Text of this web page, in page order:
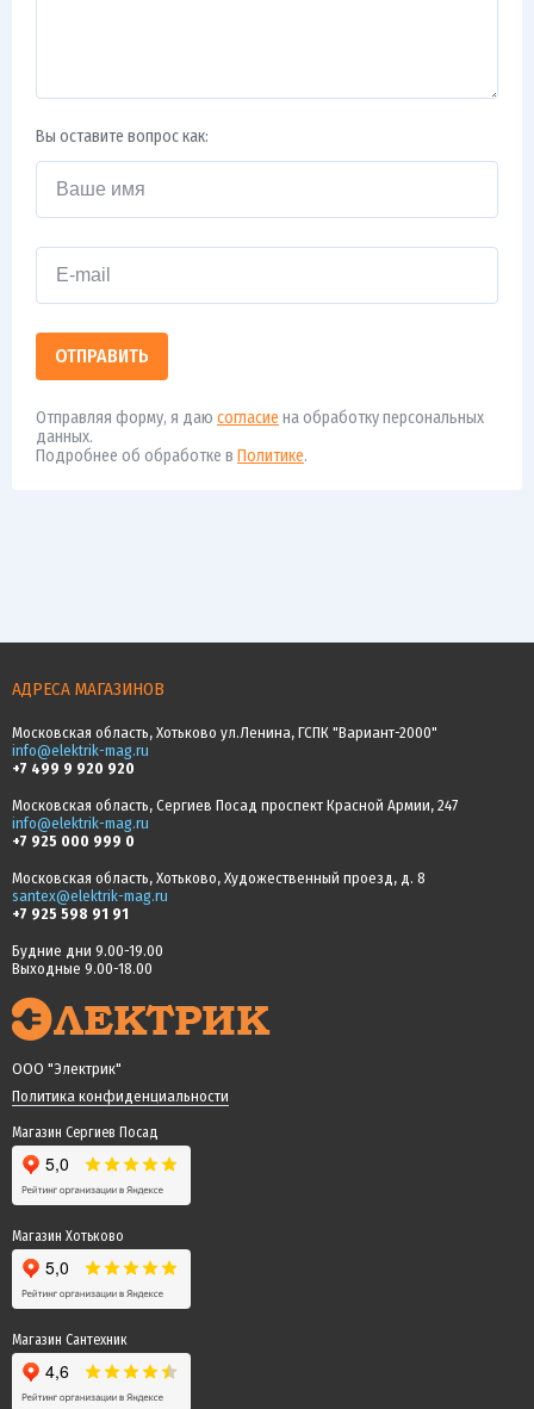
Вы оставите вопрос как:
ОТПРАВИТЬ
Отправляя форму, я даю согласие на обработку персональных
данных.
Подробнее об обработке в Политике.
АДРЕСА МАГАЗИНОВ
Московская область, Хотьково ул.Ленина, ГСПК "Вариант-2000"
info@elektrik-mag.ru
+7 499 9 920 920
Московская область, Сергиев Посад проспект Красной Армии, 247
info@elektrik-mag.ru
+7 925 000 999 0
Московская область, Хотьково, Художественный проезд, д. 8
santex@elektrik-mag.ru
+7 925 598 91 91
Будние дни 9.00-19.00
Выходные 9.00-18.00
ООО "Электрик"
Политика конфиденциальности
Магазин Сергиев Посад
Магазин Хотьково
Магазин Сантехник